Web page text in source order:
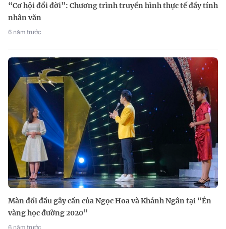
“Cơ hội đổi đời”: Chương trình truyền hình thực tế đầy tính
nhân văn
6 năm trước
Màn đối đầu gây cấn của Ngọc Hoa và Khánh Ngân tại “Én
vàng học đường 2020”
6 năm trước